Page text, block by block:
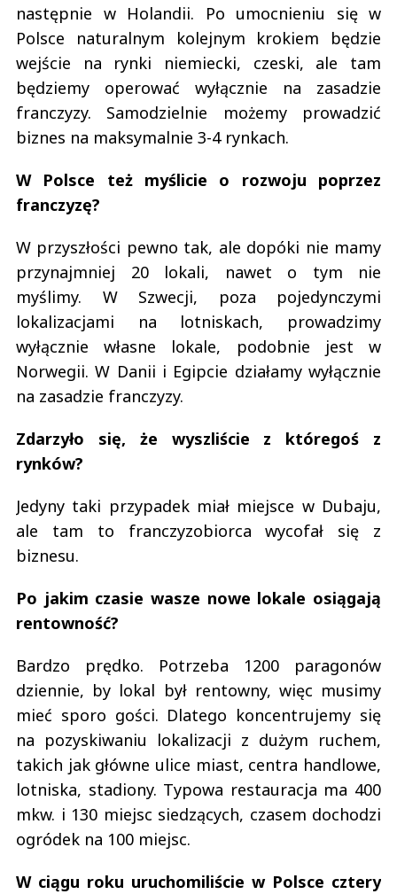
następnie w Holandii. Po umocnieniu się w
Polsce naturalnym kolejnym krokiem będzie
wejście na rynki niemiecki, czeski, ale tam
będziemy operować wyłącznie na zasadzie
franczyzy. Samodzielnie możemy prowadzić
biznes na maksymalnie 3-4 rynkach.
W Polsce też myślicie o rozwoju poprzez
franczyzę?
W przyszłości pewno tak, ale dopóki nie mamy
przynajmniej 20 lokali, nawet o tym nie
myślimy. W Szwecji, poza pojedynczymi
lokalizacjami na lotniskach, prowadzimy
wyłącznie własne lokale, podobnie jest w
Norwegii. W Danii i Egipcie działamy wyłącznie
na zasadzie franczyzy.
Zdarzyło się, że wyszliście z któregoś z
rynków?
Jedyny taki przypadek miał miejsce w Dubaju,
ale tam to franczyzobiorca wycofał się z
biznesu.
Po jakim czasie wasze nowe lokale osiągają
rentowność?
Bardzo prędko. Potrzeba 1200 paragonów
dziennie, by lokal był rentowny, więc musimy
mieć sporo gości. Dlatego koncentrujemy się
na pozyskiwaniu lokalizacji z dużym ruchem,
takich jak główne ulice miast, centra handlowe,
lotniska, stadiony. Typowa restauracja ma 400
mkw. i 130 miejsc siedzących, czasem dochodzi
ogródek na 100 miejsc.
W ciągu roku uruchomiliście w Polsce cztery